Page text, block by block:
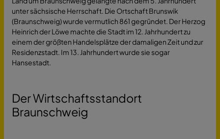
unter sächsische Herrschaft. Die Ortschaft Brunswik
(Braunschweig) wurde vermutlich 861 gegründet. Der Herzog
Heinrich der Löwe machte die Stadt im 12. Jahrhundert zu
einem der größten Handelsplätze der damaligen Zeit und zur
Residenzstadt. Im 13. Jahrhundert wurde sie sogar
Hansestadt.
Der Wirtschaftsstandort
Braunschweig